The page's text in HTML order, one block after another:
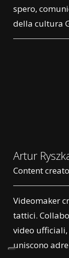
spero,
della cultura
Artur
Content
Videomaker
tattici.
video
uniscono